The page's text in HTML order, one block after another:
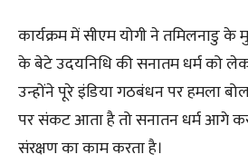
कार्यक्रम में सीएम योगी ने तमिलनाडु के
के बेटे उदयनिधि की सनातम धर्म को
उन्होंने पूरे इंडिया गठबंधन पर हमला
पर संकट आता है तो सनातन धर्म आगे
संरक्षण का काम करता है।